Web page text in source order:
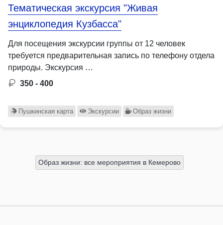
Тематическая экскурсия "Живая
энциклопедия Кузбасса"
Для посещения экскурсии группы от 12 человек
требуется предварительная запись по телефону отдела
природы. Экскурсия …
350 - 400
Пушкинская карта Экскурсии Образ жизни
Образ жизни: все мероприятия в Кемерово